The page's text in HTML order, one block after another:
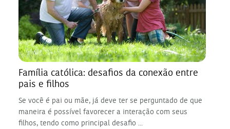
Família católica: desafios da conexão entre
pais e filhos
Se você é pai ou mãe, já deve ter se perguntado de que
maneira é possível favorecer a interação com seus
filhos, tendo como principal desafio ...